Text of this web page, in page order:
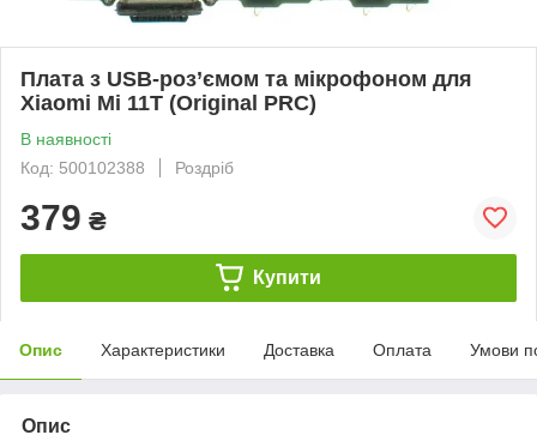
Плата з USB-роз’ємом та мікрофоном для
Xiaomi Mi 11T (Original PRC)
В наявності
Код: 500102388
Роздріб
379 ₴
Купити
Опис Характеристики Доставка Оплата Умови
Опис